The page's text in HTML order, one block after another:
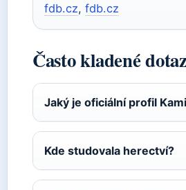
fdb.cz, fdb.cz
Často kladené
Jaký je oficiální profil
Kde studovala herectví?